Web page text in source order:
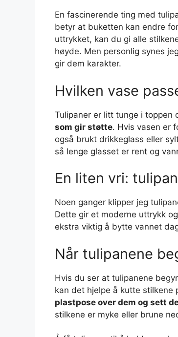
En fascinerende ting med
betyr at buketten kan endre
uttrykket, kan du gi alle
høyde. Men personlig synes
gir dem karakter.
Hvilken vase
Tulipaner er litt tunge i toppen
som gir støtte. Hvis vasen er
også brukt drikkeglass eller
så lenge glasset er rent og
En liten vri:
Noen ganger klipper jeg
Dette gir et moderne uttrykk
ekstra viktig å bytte vannet
Når tulipanene
Hvis du ser at tulipanene
kan det hjelpe å kutte stilkene
plastpose over dem og sett
stilkene er myke eller brune